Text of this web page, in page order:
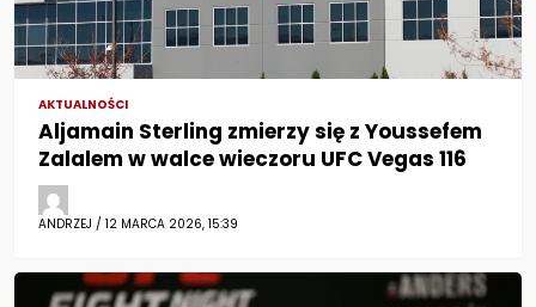
AKTUALNOŚCI
Aljamain Sterling zmierzy się z Youssefem
Zalalem w walce wieczoru UFC Vegas 116
ANDRZEJ / 12 MARCA 2026, 15:39